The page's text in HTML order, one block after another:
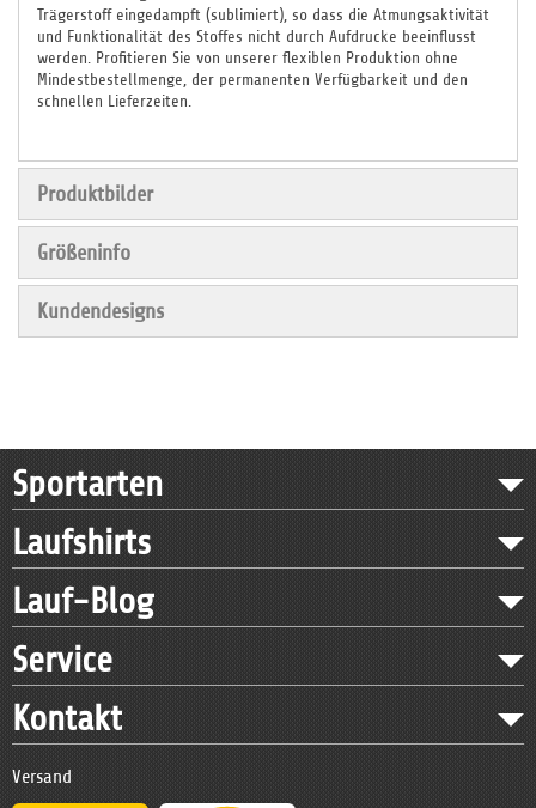
Trägerstoff eingedampft (sublimiert), so dass die Atmungsaktivität
und Funktionalität des Stoffes nicht durch Aufdrucke beeinflusst
werden. Profitieren Sie von unserer flexiblen Produktion ohne
Mindestbestellmenge, der permanenten Verfügbarkeit und den
schnellen Lieferzeiten.
Produktbilder
Größeninfo
Kundendesigns
Sportarten
Laufshirts
Lauf-Blog
Service
Kontakt
Versand